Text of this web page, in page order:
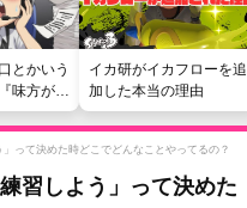
とかいう
味方が弱
される苦
イカ研がイカフローを追
加した本当の理由
って決めた時どこでどんなことやってるの？
習しよう」って決めた